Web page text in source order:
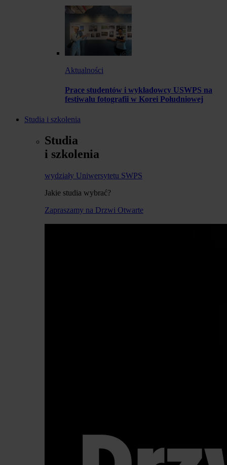
Aktualności
Prace studentów i wykładowcy USWPS na
festiwalu fotografii w Korei Południowej
Studia i szkolenia
Studia
i szkolenia
wydziały Uniwersytetu SWPS
Jakie studia wybrać?
Zapraszamy na Drzwi Otwarte